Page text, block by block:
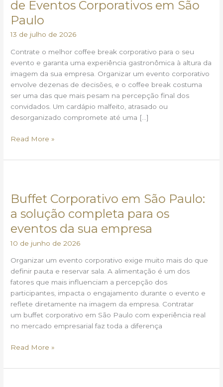
de Eventos Corporativos em São
Paulo
13 de julho de 2026
Contrate o melhor coffee break corporativo para o seu
evento e garanta uma experiência gastronômica à altura da
imagem da sua empresa. Organizar um evento corporativo
envolve dezenas de decisões, e o coffee break costuma
ser uma das que mais pesam na percepção final dos
convidados. Um cardápio malfeito, atrasado ou
desorganizado compromete até uma […]
os
Tipos
de
Corporativos
em
São
Paulo
Read More »
Buffet Corporativo em São Paulo:
a solução completa para os
eventos da sua empresa
10 de junho de 2026
Organizar um evento corporativo exige muito mais do que
definir pauta e reservar sala. A alimentação é um dos
fatores que mais influenciam a percepção dos
participantes, impacta o engajamento durante o evento e
reflete diretamente na imagem da empresa. Contratar
um buffet corporativo em São Paulo com experiência real
no mercado empresarial faz toda a diferença
em
Paulo:
a
solução
para
os
eventos
da
sua
empresa
Read More »